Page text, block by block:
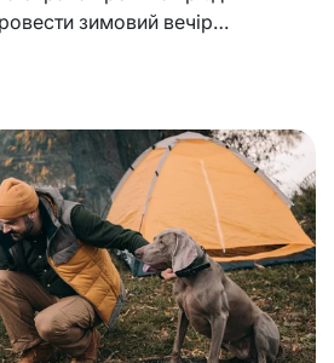
зимовий вечір…